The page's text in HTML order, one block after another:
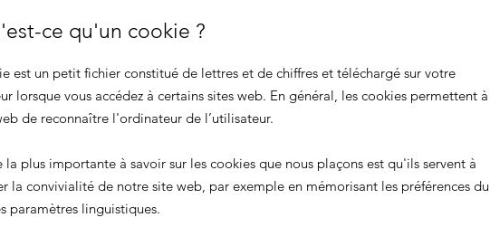
ce qu'un cookie ?
est un petit fichier constitué de lettres et de chiffres et téléchargé sur votre
lorsque vous accédez à certains sites web. En général, les cookies permettent à
de reconnaître l'ordinateur de l’utilisateur.
la plus importante à savoir sur les cookies que nous plaçons est qu'ils servent à
la convivialité de notre site web, par exemple en mémorisant les préférences du
paramètres linguistiques.